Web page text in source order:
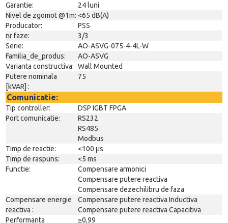
Garantie:
24 luni
Nivel de zgomot @1m: <65 dB(A)
Producator:
PSS
nr faze:
3/3
Serie:
AO-ASVG-075-4-4L-W
Familia_de_produs:
AO-ASVG
Varianta constructiva: Wall Mounted
Putere nominala
[kVAR] :
75
Comunicatie:
Tip controller:
DSP IGBT FPGA
Port comunicatie:
RS232
RS485
Modbus
Timp de reactie:
<100 µs
Timp de raspuns:
<5 ms
Functie:
Compensare armonici
Compensare putere reactiva
Compensare dezechilibru de faza
Compensare energie
reactiva :
Compensare putere reactiva Inductiva
Compensare putere reactiva Capacitiva
Performanta
≥0,99